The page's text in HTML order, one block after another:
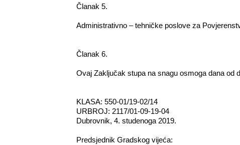
Članak 5.
Administrativno – tehničke poslove za
Članak 6.
Ovaj Zaključak stupa na snagu osmoga dana od
KLASA: 550-01/19-02/14
URBROJ: 2117/01-09-19-04
Dubrovnik, 4. studenoga 2019.
Predsjednik Gradskog vijeća: